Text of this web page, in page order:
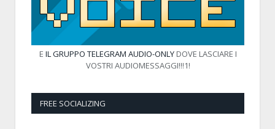
E IL GRUPPO TELEGRAM AUDIO-ONLYDOVE LASCIARE I
VOSTRI AUDIOMESSAGGI!!!1!
FREE SOCIALIZING